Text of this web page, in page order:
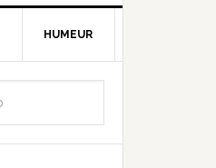
HUMEUR